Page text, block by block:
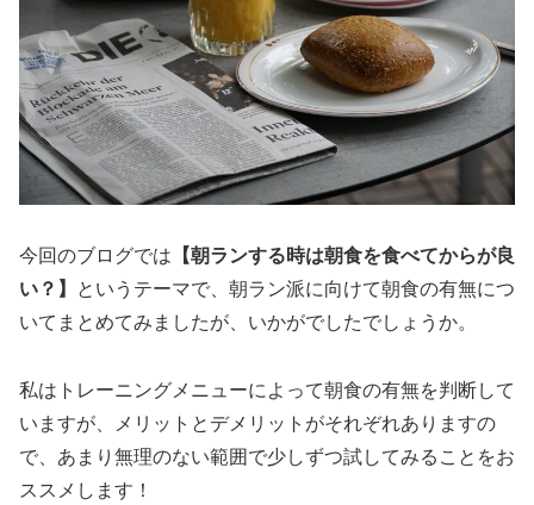
今回のブログでは 【朝ランする時は朝食を食べてからが良
い？】
というテーマで、朝ラン派に向けて朝食の有無につ
いてまとめてみましたが、いかがでしたでしょうか。
私はトレーニングメニューによって朝食の有無を判断して
いますが、メリットとデメリットがそれぞれありますの
で、あまり無理のない範囲で少しずつ試してみることをお
ススメします！